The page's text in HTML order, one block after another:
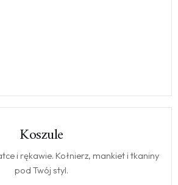
Koszule
i rękawie. Kołnierz, mankiet i tkaniny
pod Twój styl.